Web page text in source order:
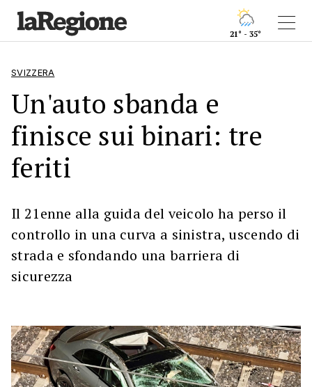
21° - 35°
SVIZZERA
Un'auto sbanda e
finisce sui binari: tre
feriti
Il 21enne alla guida del veicolo ha perso il
controllo in una curva a sinistra, uscendo di
strada e sfondando una barriera di
sicurezza